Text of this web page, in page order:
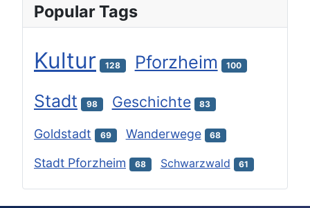
Popular Tags
Kultur 128 Pforzheim 100
Stadt 98 Geschichte 83
Goldstadt 69 Wanderwege 68
Stadt Pforzheim 68 Schwarzwald 61